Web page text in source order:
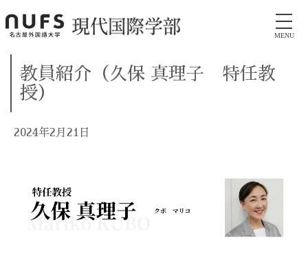
MENU
教員紹介（久保 真理子 特任教
授）
2024年2月21日